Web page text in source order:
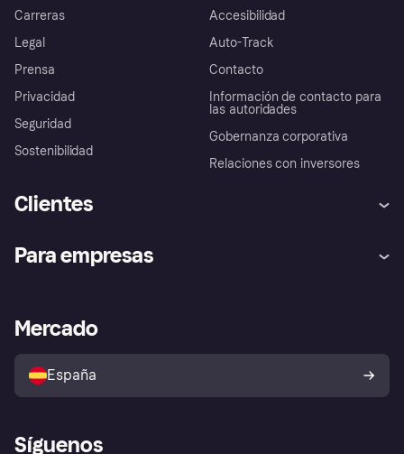
Carreras
Legal
Prensa
Privacidad
Seguridad
Sostenibilidad
Accesibilidad
Auto-Track
Contacto
Información de contacto para
las autoridades
Gobernanza corporativa
Relaciones con inversores
Clientes
Inicio de sesión
Directorio de tiendas
Política de protección al
comprador de Klarna
Reclamaciones
Para empresas
Acceso empresas
Mercado
España
Síguenos